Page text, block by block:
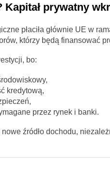
Kapitał prywatny
płaciła głównie UE w
którzy będą finansować
bo:
kredytową,
przez rynek i banki.
źródło dochodu,